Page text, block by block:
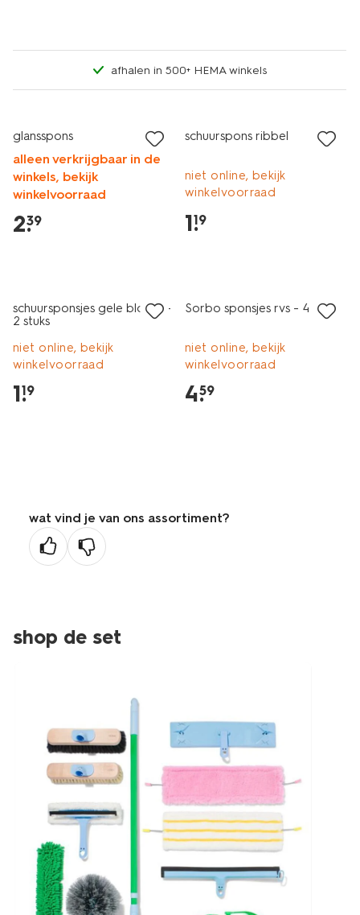
afhalen in 500+ HEMA winkels
glansspons
alleen verkrijgbaar in de
winkels, bekijk
winkelvoorraad
2.
39
schuurspons ribbel
niet online, bekijk
winkelvoorraad
1.
19
schuursponsjes gele bloem -
2 stuks
niet online, bekijk
winkelvoorraad
1.
19
Sorbo sponsjes rvs - 4 stuks
niet online, bekijk
winkelvoorraad
4.
59
wat vind je van ons assortiment?
shop de set